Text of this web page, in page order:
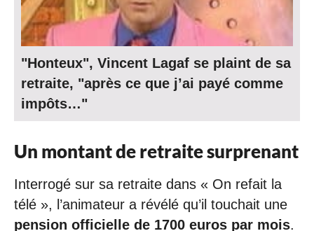
"Honteux", Vincent Lagaf se plaint de sa
retraite, "après ce que j’ai payé comme
impôts…"
Un montant de retraite surprenant
Interrogé sur sa retraite dans « On refait la
télé », l’animateur a révélé qu’il touchait une
pension officielle de 1700 euros par mois.